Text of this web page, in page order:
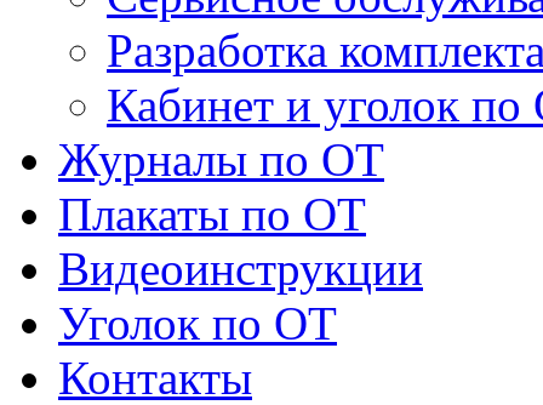
Разработка
Кабинет и уголок
Журналы по ОТ
Плакаты по ОТ
Видеоинструкции
Уголок по ОТ
Контакты